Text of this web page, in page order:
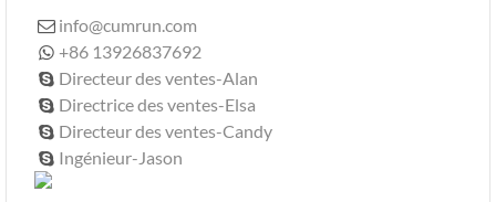
 info@cumrun.com
 +86 13926837692
 Directeur des ventes-Alan
 Directrice des ventes-Elsa
 Directeur des ventes-Candy
 Ingénieur-Jason